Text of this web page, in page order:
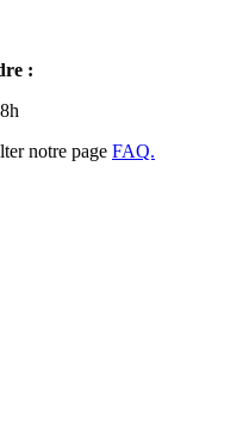
:
notre page FAQ.